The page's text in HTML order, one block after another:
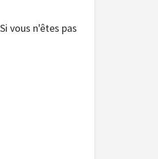
vous n'êtes pas